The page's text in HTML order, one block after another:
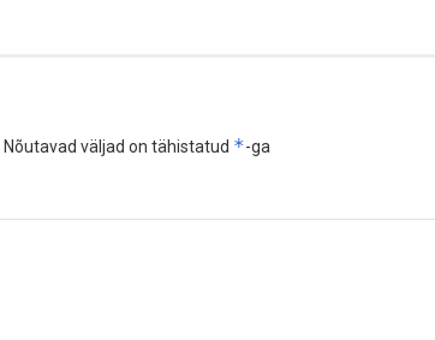
Nõutavad väljad on tähistatud *-ga